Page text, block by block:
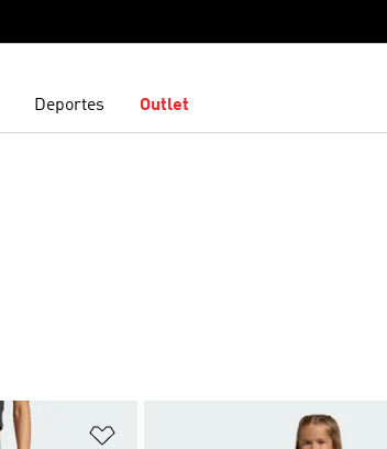
Deportes Outlet
Añadir a la lista de deseos